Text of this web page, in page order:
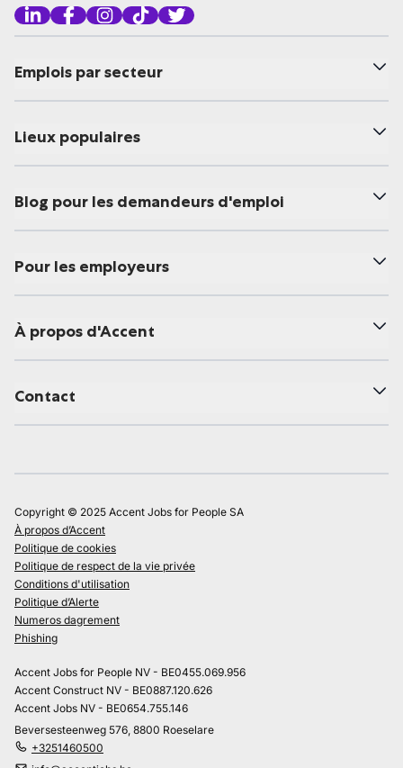
Emplois par secteur
Lieux populaires
Blog pour les demandeurs d'emploi
Pour les employeurs
À propos d'Accent
Contact
Copyright © 2025 Accent Jobs for People SA
À propos d’Accent
Politique de cookies
Politique de respect de la vie privée
Conditions d'utilisation
Politique d’Alerte
Numeros dagrement
Phishing
Accent Jobs for People NV - BE0455.069.956
Accent Construct NV - BE0887.120.626
Accent Jobs NV - BE0654.755.146
Beversesteenweg 576, 8800 Roeselare
+3251460500